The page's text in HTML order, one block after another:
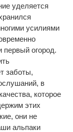
уделяется
усилиями
первый огород.
заботы,
в
которое
этих
они не
альпаки